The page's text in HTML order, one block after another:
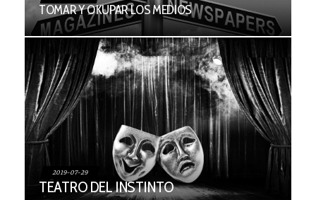
TOMAR Y OKUPAR LOS MEDIOS
2019-07-29
TEATRO DEL INSTINTO